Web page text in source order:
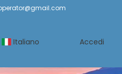
Italiano Accedi